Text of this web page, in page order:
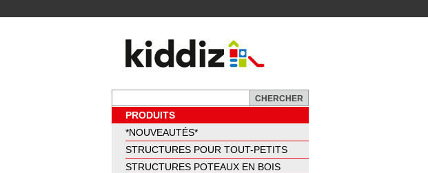
PRODUITS
*NOUVEAUTÉS*
STRUCTURES POUR TOUT-PETITS
STRUCTURES POTEAUX EN BOIS